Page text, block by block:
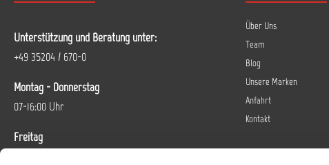
Unterstützung und Beratung unter:
+49 35204 / 670-0
Montag - Donnerstag
07-16:00 Uhr
Freitag
Über Uns
Team
Blog
Unsere Marken
Anfahrt
Kontakt